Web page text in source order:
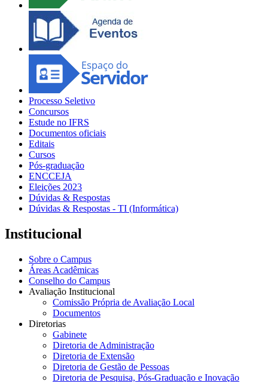
Processo Seletivo
Concursos
Estude no IFRS
Documentos oficiais
Editais
Cursos
Pós-graduação
ENCCEJA
Eleições 2023
Dúvidas & Respostas
Dúvidas & Respostas - TI (Informática)
Institucional
Sobre o Campus
Áreas Acadêmicas
Conselho do Campus
Avaliação Institucional
Comissão Própria de Avaliação Local
Documentos
Diretorias
Gabinete
Diretoria de Administração
Diretoria de Extensão
Diretoria de Gestão de Pessoas
Diretoria de Pesquisa, Pós-Graduação e Inovação